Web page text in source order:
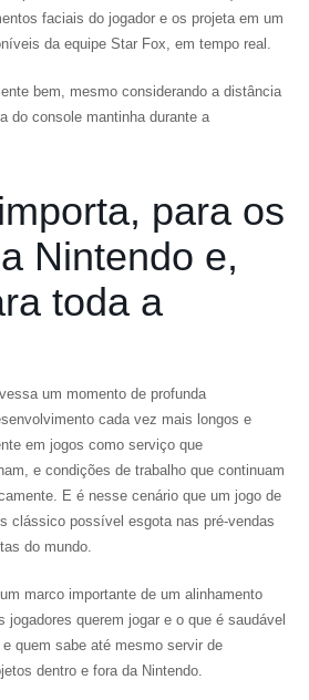
faciais do jogador e os projeta em um
da equipe Star Fox, em tempo real.
bem, mesmo considerando a distância
do console mantinha durante a
para os
Nintendo e,
toda a
um momento de profunda
cada vez mais longos e
em jogos como serviço que
e condições de trabalho que continuam
E é nesse cenário que um jogo de
clássico possível esgota nas pré-vendas
do mundo.
marco importante de um alinhamento
jogadores querem jogar e o que é saudável
quem sabe até mesmo servir de
dentro e fora da Nintendo.